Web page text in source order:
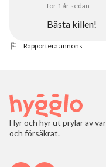
för 1 år sedan
Bästa killen!
Rapportera annons
Hyr och hyr ut prylar av
och försäkrat.